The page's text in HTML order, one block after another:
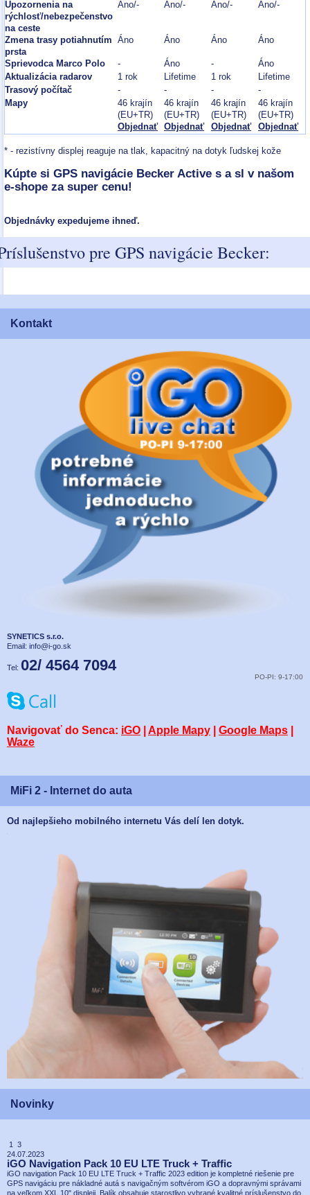
Upozornenia na
rýchlosť/nebezpečenstvo
na ceste
Áno/- Áno/- Áno/- Áno/-
Zmena trasy potiahnutím
prsta
Áno Áno Áno Áno
Sprievodca Marco Polo - Áno -
Áno
Aktualizácia radarov
1 rok Lifetime 1 rok
Lifetime
Trasový počítač
- - -
-
Mapy
46 krajín
(EU+TR)
46 krajín
(EU+TR)
46 krajín
(EU+TR)
46 krajín
(EU+TR)
Objednať Objednať Objednať Objednať
* - rezistívny displej reaguje na tlak, kapacitný na dotyk ľudskej kože
Kúpte si GPS navigácie Becker Active s a sl v našom
e-shope za super cenu!
Objednávky expedujeme ihneď.
pre GPS navigácie Becker:
Kontakt
SYNETICS s.r.o.
Email: info@i-go.sk
Tel: 02/ 4564 7094
PO-PI: 9-17:00
Navigovať do Senca: iGO Apple Mapy Google Maps
Waze
MiFi 2 - Internet do auta
Od najlepšieho mobilného internetu Vás delí len dotyk.
Novinky
1 3
24.07.2023
iGO Navigation Pack 10 EU LTE Truck + Traffic
iGO navigation Pack 10 EU LTE Truck + Traffic 2023 edition je kompletné riešenie pre
GPS navigáciu pre nákladné autá s navigačným softvérom iGO a dopravnými správami
na veľkom XXL 10" displeji. Balík obsahuje starostlivo vybrané kvalitné príslušenstvo do